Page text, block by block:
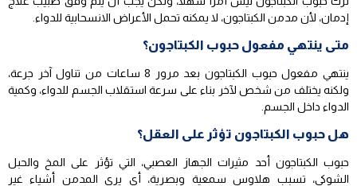
إدمان، لأن مدمن الكبتاجون، لا يمكنه تحمل الأعراض الانسحابية للدواء.
متى ينتهي مفعول حبوب الكبتاجون؟
ينتهي مفعول حبوب الكبتاجون بعد مرور 8 ساعات من تناول آخر جرعة،
ولكنه يختلف من شخص لآخر بناء على سرعة استقلاب الجسم للدواء، وكمية
الدواء داخل الجسم.
هل حبوب الكبتاجون تؤثر على العقل؟
حبوب الكبتاجون أحد مثيرات الجهاز العصبي، التي تؤثر على المخ والحبل
الشوكي، تسبب هلاوس سمعية وبصرية، أي يرى المدمن أشياء غير